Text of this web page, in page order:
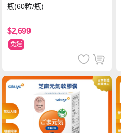
瓶(60粒/瓶)
$2,699
免運